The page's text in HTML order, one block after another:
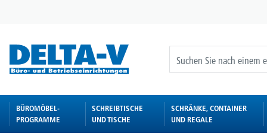
BÜROMÖBEL-
PROGRAMME
SCHREIBTISCHE
UND TISCHE
SCHRÄNKE, CONTAINER
UND REGALE